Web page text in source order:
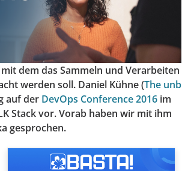
dem das Sammeln und Verarbeiten
werden soll. Daniel Kühne (The unb
auf der DevOps Conference 2016 im
Stack vor. Vorab haben wir mit ihm
gesprochen.